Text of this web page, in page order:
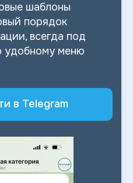
шаблоны
порядок
всегда под
удобному меню
в Telegram